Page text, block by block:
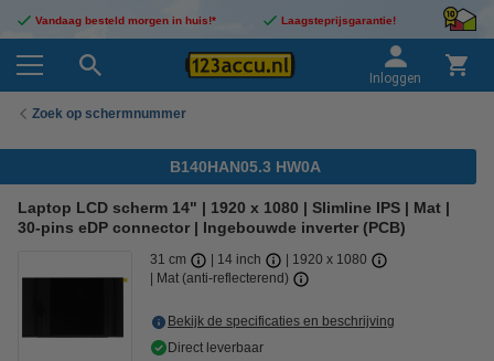
Vandaag besteld morgen in huis!* Laagsteprijsgarantie!
Inloggen
Zoek op schermnummer
B140HAN05.3 HW0A
Laptop LCD scherm 14" | 1920 x 1080 | Slimline IPS | Mat |
30-pins eDP connector | Ingebouwde inverter (PCB)
31 cm 14 inch
1920 x 1080
Mat (anti-reflecterend)
Bekijk de specificaties en beschrijving
Direct leverbaar